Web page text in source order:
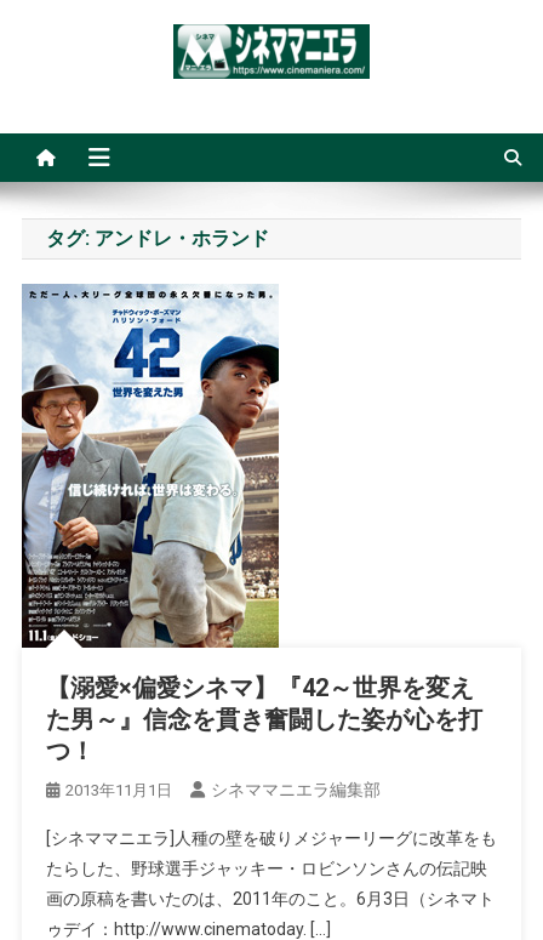
タグ: アンドレ・ホランド
【溺愛×偏愛シネマ】『42～世界を変え
た男～』信念を貫き奮闘した姿が心を打
つ！
2013年11月1日 シネママニエラ編集部
[シネママニエラ]人種の壁を破りメジャーリーグに改革をも
たらした、野球選手ジャッキー・ロビンソンさんの伝記映
画の原稿を書いたのは、2011年のこと。6月3日（シネマト
ゥデイ：http://www.cinematoday. […]